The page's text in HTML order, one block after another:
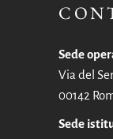
Sede
Via del
00142
Sede